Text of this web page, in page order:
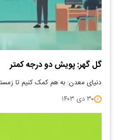
گل گهر: پویش دو درجه کمتر
دنیای معدن: به هم کمک کنیم تا
۳۰ دی ۱۴۰۳